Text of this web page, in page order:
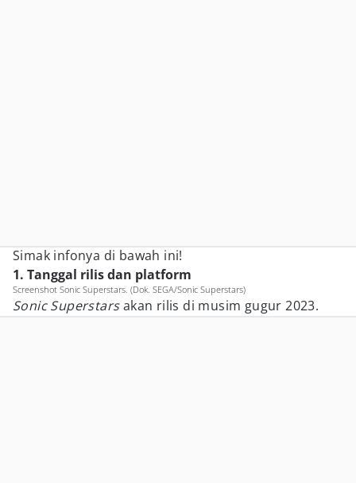
Simak infonya di bawah ini!
1. Tanggal rilis dan platform
Screenshot Sonic Superstars. (Dok. SEGA/Sonic Superstars)
Sonic Superstarsakan rilis di musim gugur 2023.